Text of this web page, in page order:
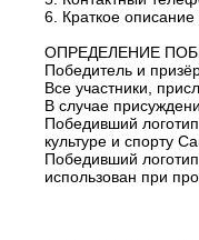
6. Краткое
ОПРЕДЕЛЕНИЕ
Победитель и
Все участники,
В случае
Победивший
культуре и спорту
Победивший
использован при